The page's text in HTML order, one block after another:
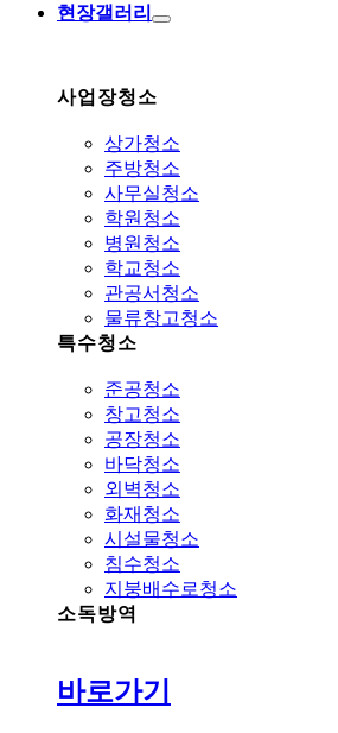
현장갤러리
사업장청소
상가청소
주방청소
사무실청소
학원청소
병원청소
학교청소
관공서청소
물류창고청소
특수청소
준공청소
창고청소
공장청소
바닥청소
외벽청소
화재청소
시설물청소
침수청소
지붕배수로청소
소독방역
바로가기